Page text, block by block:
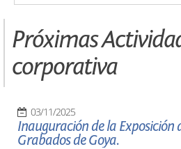
Próximas
corporativa
03/11/2025
Inauguración de la Exposición
Grabados de Goya.